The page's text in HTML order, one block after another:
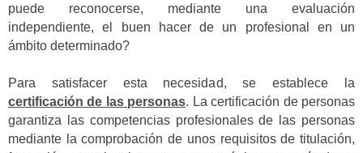
puede reconocerse, mediante una evaluación
independiente, el buen hacer de un profesional en un
ámbito determinado?
Para satisfacer esta necesidad, se establece la
certificación de las personas. La certificación de personas
garantiza las competencias profesionales de las personas
mediante la comprobación de unos requisitos de titulación,